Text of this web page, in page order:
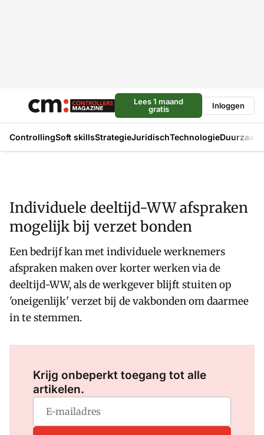
Lees 1 maand
gratis
Inloggen
ControllingSoft skillsStrategieJuridischTechnologie
Individuele deeltijd-WW afspraken
mogelijk bij verzet bonden
Een bedrijf kan met individuele werknemers
afspraken maken over korter werken via de
deeltijd-WW, als de werkgever blijft stuiten op
'oneigenlijk' verzet bij de vakbonden om daarmee
in te stemmen.
Krijg onbeperkt toegang tot alle
artikelen.